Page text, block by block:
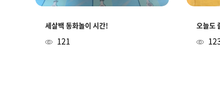
세살백 동화놀이 시간!
121
오늘도